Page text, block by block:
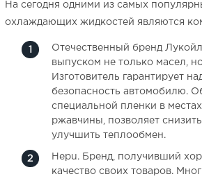
На сегодня одними из самых
охлаждающих жидкостей являются
Отечественный бренд
выпуском не только масел,
Изготовитель гарантирует
безопасность автомобилю.
специальной пленки в
ржавчины, позволяет
улучшить теплообмен.
Hepu. Бренд, получивший
качество своих товаров.